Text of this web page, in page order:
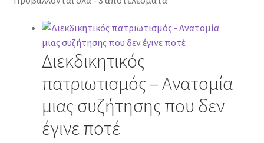
Διεκδικητικός
πατριωτισμός – Ανατομία
μιας συζήτησης που δεν
έγινε ποτέ